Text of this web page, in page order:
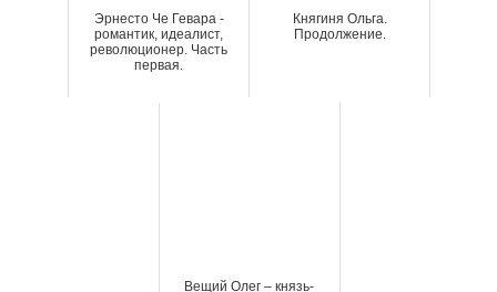
Эрнесто Че Гевара -
романтик, идеалист,
революционер. Часть
первая.
Княгиня Ольга.
Продолжение.
Вещий Олег – князь-